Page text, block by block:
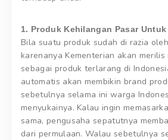
1. Produk Kehilangan Pasar Untuk
Bila suatu produk sudah di razia
karenanya Kementerian akan
sebagai produk terlarang di
automatis akan membikin brand
sebetulnya selama ini warga
menyukainya. Kalau ingin
sama, pengusaha sepatutnya
dari permulaan. Walau sebetulnya